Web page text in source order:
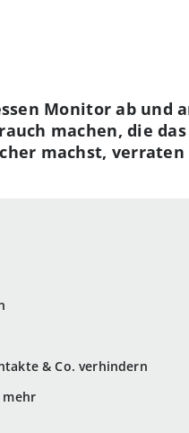
& Co. verhindern
Monitor ab und
machen, die
machst,